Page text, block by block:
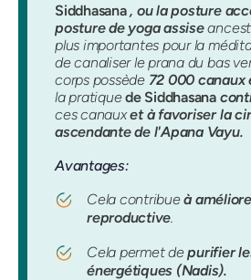
Siddhasana, ou la posture
posture de yoga assise
plus importantes pour la
de canaliser le prana du bas
corps possède 72 000 canaux
la pratiquede Siddhasana
ces canauxet à favoriser la
ascendante de l'Apana Vayu.
Avantages:
Cela contribueà
reproductive.
Cela permet depurifier
énergétiques (Nadis).